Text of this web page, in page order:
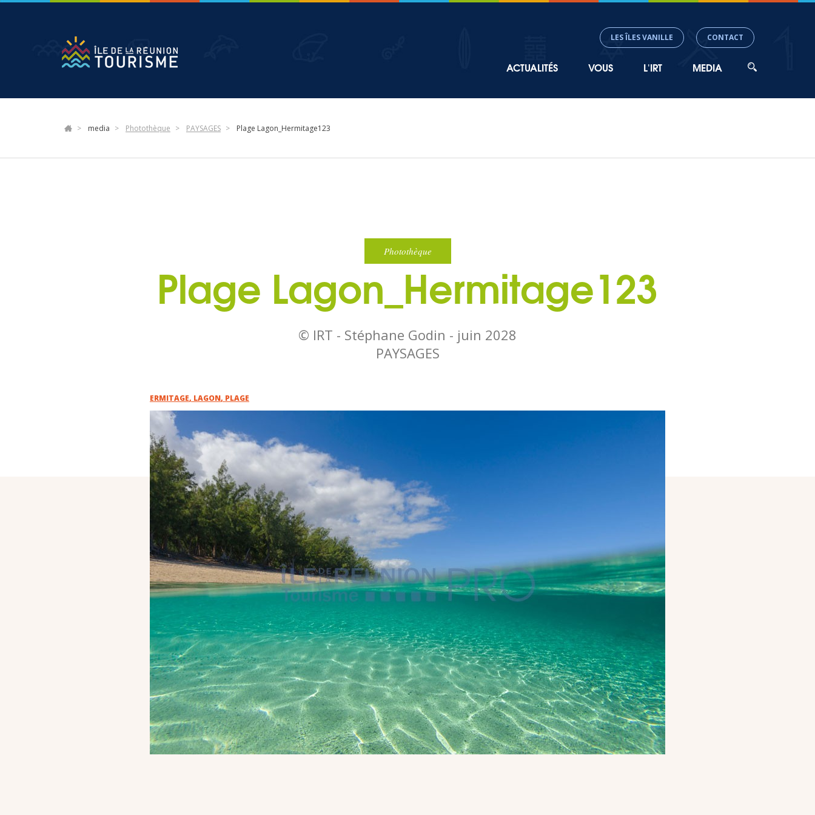
navigation
ACTUALITÉS VOUS L'IRT MEDIA
LES ÎLES VANILLE CONTACT
media Photothèque PAYSAGES Plage Lagon_Hermitage123
Photothèque
Plage Lagon_Hermitage123
© IRT - Stéphane Godin - juin 2028
PAYSAGES
ERMITAGE, LAGON, PLAGE